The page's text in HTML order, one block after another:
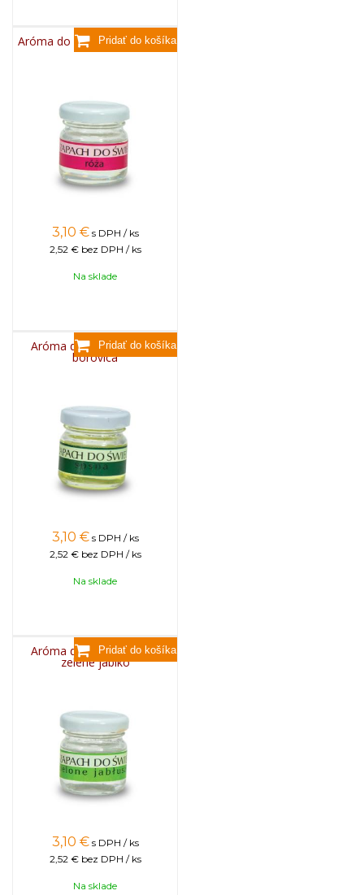
Aróma do sviečok, 25g - ruža
3,10 € s DPH / ks
2,52 € bez DPH / ks
Na sklade
Aróma do sviečok, 25g -
borovica
3,10 € s DPH / ks
2,52 € bez DPH / ks
Na sklade
Aróma do sviečok, 25g -
zelené jablko
3,10 € s DPH / ks
2,52 € bez DPH / ks
Na sklade